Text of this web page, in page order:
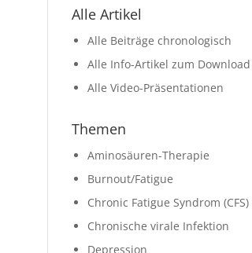
Alle Artikel
Alle Beiträge chronologisch
Alle Info-Artikel zum Download
Alle Video-Präsentationen
Themen
Aminosäuren-Therapie
Burnout/Fatigue
Chronic Fatigue Syndrom (CFS)
Chronische virale Infektion
Depression